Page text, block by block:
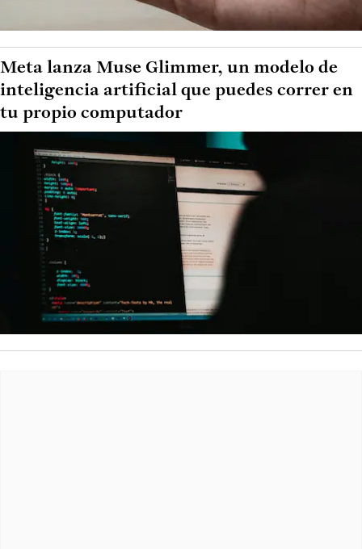
Meta lanza Muse Glimmer, un modelo de
inteligencia artificial que puedes correr en
tu propio computador